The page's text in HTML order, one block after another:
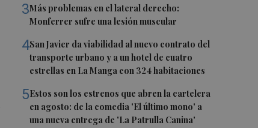
3Más problemas en el lateral derecho:
Monferrer sufre una lesión muscular
4San Javier da viabilidad al nuevo contrato del
transporte urbano y a un hotel de cuatro
estrellas en La Manga con 324 habitaciones
5Estos son los estrenos que abren la cartelera
en agosto: de la comedia 'El último mono' a
una nueva entrega de 'La Patrulla Canina'